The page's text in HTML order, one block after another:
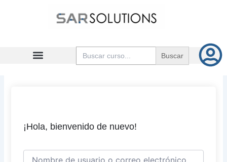
Buscar:
¡Hola, bienvenido de nuevo!